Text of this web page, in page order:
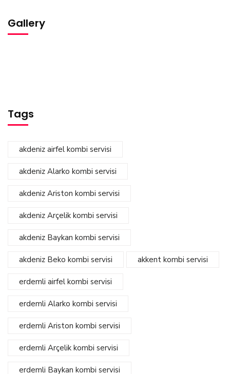
Gallery
Tags
akdeniz airfel kombi servisi
akdeniz Alarko kombi servisi
akdeniz Ariston kombi servisi
akdeniz Arçelik kombi servisi
akdeniz Baykan kombi servisi
akdeniz Beko kombi servisi akkent kombi servisi
erdemli airfel kombi servisi
erdemli Alarko kombi servisi
erdemli Ariston kombi servisi
erdemli Arçelik kombi servisi
erdemli Baykan kombi servisi